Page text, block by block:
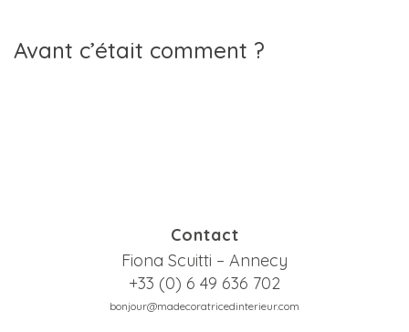
Avant c’était comment ?
Contact
Fiona Scuitti – Annecy
+33 (0) 6 49 636 702
bonjour@madecoratricedinterieur.com